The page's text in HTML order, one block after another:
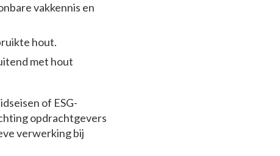
vakkennis en
hout.
met hout
of ESG-
opdrachtgevers
verwerking bij